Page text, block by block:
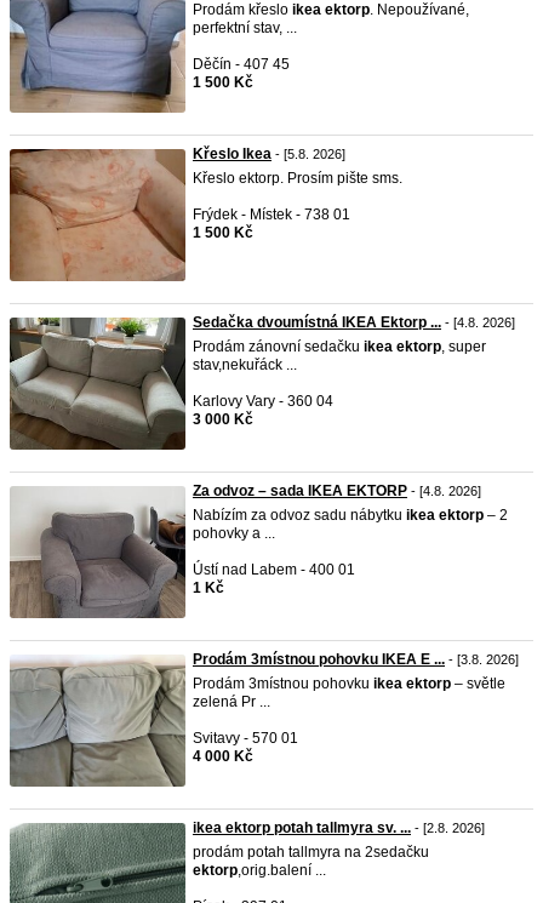
Prodám křeslo ikea ektorp. Nepoužívané,
perfektní stav, ...
Děčín - 407 45
1 500 Kč
Křeslo Ikea - [5.8. 2026]
Křeslo ektorp. Prosím pište sms.
Frýdek - Místek - 738 01
1 500 Kč
Sedačka dvoumístná IKEA Ektorp ... - [4.8. 2026]
Prodám zánovní sedačku ikea ektorp, super
stav,nekuřáck ...
Karlovy Vary - 360 04
3 000 Kč
Za odvoz – sada IKEA EKTORP - [4.8. 2026]
Nabízím za odvoz sadu nábytku ikea ektorp – 2
pohovky a ...
Ústí nad Labem - 400 01
1 Kč
Prodám 3místnou pohovku IKEA E ... - [3.8. 2026]
Prodám 3místnou pohovku ikea ektorp – světle
zelená Pr ...
Svitavy - 570 01
4 000 Kč
ikea ektorp potah tallmyra sv. ... - [2.8. 2026]
prodám potah tallmyra na 2sedačku
ektorp,orig.balení ...